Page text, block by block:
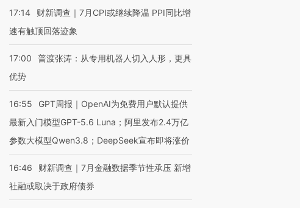
17:14
财新调查｜7月CPI或继续降温 PPI同比增
速有触顶回落迹象
17:00
普渡张涛：从专用机器人切入人形，更具
优势
16:55
GPT周报｜OpenAI为免费用户默认提供
最新入门模型GPT-5.6 Luna；阿里发布2.4万亿
参数大模型Qwen3.8；DeepSeek宣布即将涨价
16:46
财新调查｜7月金融数据季节性承压 新增
社融或取决于政府债券